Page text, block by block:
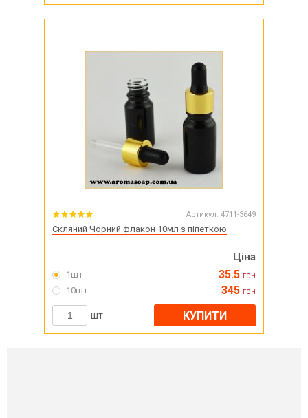
Артикул: 4711-3649
Скляний Чорний флакон 10мл з піпеткою
Ціна
1шт 35.5 грн
10шт 345 грн
шт КУПИТИ